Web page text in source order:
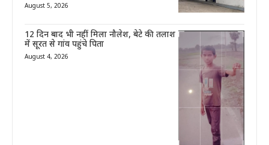
August 5, 2026
12 दिन बाद भी नहीं मिला नौलेश, बेटे की तलाश
में सूरत से गांव पहुंचे पिता
August 4, 2026